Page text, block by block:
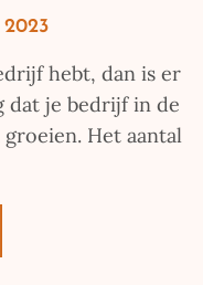
hebt, dan is er
dat je bedrijf in de
Het aantal